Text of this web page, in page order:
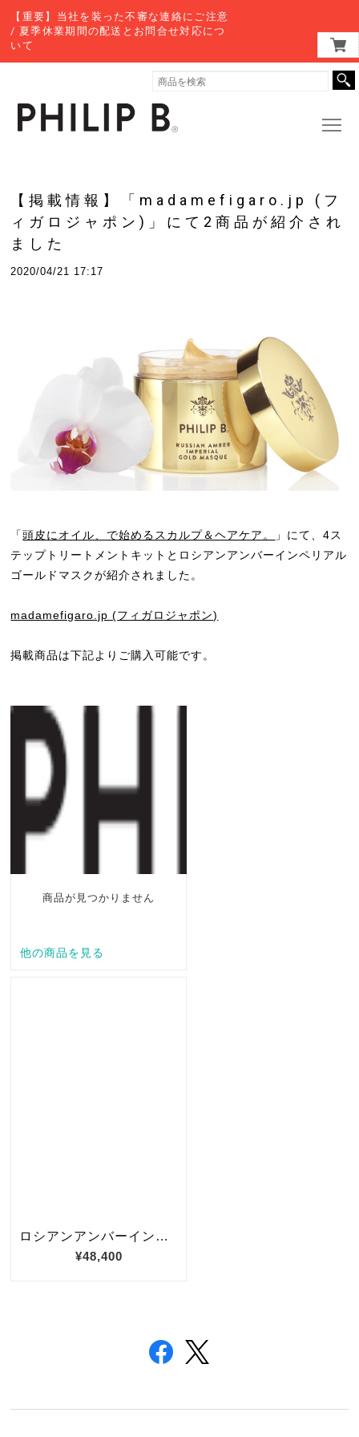
【重要】当社を装った不審な連絡にご注意
/ 夏季休業期間の配送とお問合せ対応につ
いて
【掲載情報】「madamefigaro.jp (フ
ィガロジャポン)」にて2商品が紹介され
ました
2020/04/21 17:17
「頭皮にオイル、で始めるスカルプ＆ヘアケア。
」にて、4ス
テップトリートメントキットとロシアンアンバーインペリアル
ゴールドマスクが紹介されました。
madamefigaro.jp (フィガロジャポン)
掲載商品は下記よりご購入可能です。